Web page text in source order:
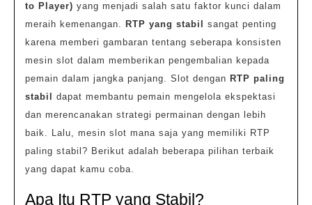
to Player) yang menjadi salah satu faktor kunci dalam
meraih kemenangan. RTP yang stabil
sangat penting
karena memberi gambaran tentang seberapa konsisten
mesin slot dalam memberikan pengembalian kepada
pemain dalam jangka panjang. Slot dengan RTP paling
stabil
dapat membantu pemain mengelola ekspektasi
dan merencanakan strategi permainan dengan lebih
baik. Lalu, mesin slot mana saja yang memiliki RTP
paling stabil? Berikut adalah beberapa pilihan terbaik
yang dapat kamu coba.
Apa Itu RTP yang Stabil?